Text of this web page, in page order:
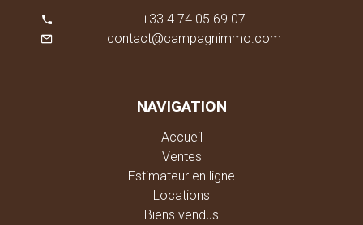
+33 4 74 05 69 07
contact@campagnimmo.com
NAVIGATION
Accueil
Ventes
Estimateur en ligne
Locations
Biens vendus